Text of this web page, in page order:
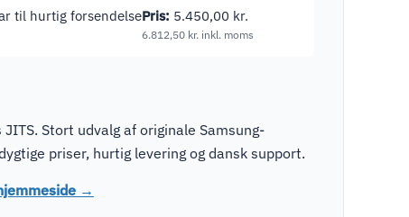
til hurtig forsendelsePris: 5.450,00 kr.
6.812,50 kr. inkl. moms
Stort udvalg af originale Samsung-
priser, hurtig levering og dansk support.
→